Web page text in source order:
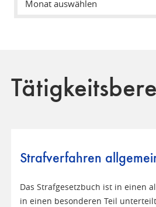
Strafverfahren
Das Strafgesetzbuch ist in einen
in einen besonderen Teil